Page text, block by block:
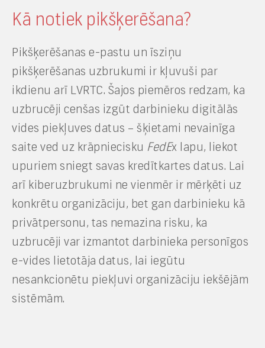
Kā notiek pikšķerēšana?
Pikšķerēšanas e-pastu un īsziņu
pikšķerēšanas uzbrukumi ir kļuvuši par
ikdienu arī LVRTC. Šajos piemēros redzam, ka
uzbrucēji cenšas izgūt darbinieku digitālās
vides piekļuves datus – šķietami nevainīga
saite ved uz krāpniecisku FedEx lapu, liekot
upuriem sniegt savas kredītkartes datus. Lai
arī kiberuzbrukumi ne vienmēr ir mērķēti uz
konkrētu organizāciju, bet gan darbinieku kā
privātpersonu, tas nemazina risku, ka
uzbrucēji var izmantot darbinieka personīgos
e-vides lietotāja datus, lai iegūtu
nesankcionētu piekļuvi organizāciju iekšējām
sistēmām.